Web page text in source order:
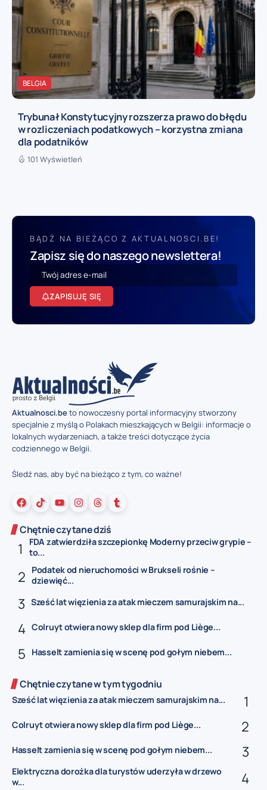
BELGIA
Trybunał Konstytucyjny rozszerza prawo do błędu
w rozliczeniach podatkowych – korzystna zmiana
dla podatników
101 Wyświetleń
BĄDŹ NA BIEŻĄCO Z AKTUALNOSCI.BE!
Zapisz się do naszego newslettera!
ZAPISUJĘ SIĘ
Aktualnosci.beto nowoczesny portal informacyjny stworzony
specjalnie z myślą o Polakach mieszkających w Belgii: informacje o
lokalnych wydarzeniach, a także treści dotyczące życia
codziennego w Belgii.
Śledź nas, aby być na bieżąco z tym, co ważne!
Chętnie czytane dziś
FDA zatwierdziła szczepionkę Moderny przeciw grypie –
to...
Podatek od nieruchomości w Brukseli rośnie –
dziewięć...
Sześć lat więzienia za atak mieczem samurajskim na...
Colruyt otwiera nowy sklep dla firm pod Liège...
Hasselt zamienia się w scenę pod gołym niebem...
Chętnie czytane w tym tygodniu
Sześć lat więzienia za atak mieczem samurajskim na...
Colruyt otwiera nowy sklep dla firm pod Liège...
Hasselt zamienia się w scenę pod gołym niebem...
Elektryczna dorożka dla turystów uderzyła w drzewo
w...